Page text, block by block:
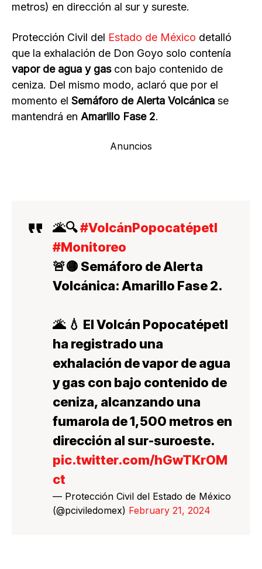
metros) en dirección al sur y sureste.
Protección Civil del Estado de México detalló
que la exhalación de Don Goyo solo contenía
vapor de agua y gascon bajo contenido de
ceniza. Del mismo modo, aclaró que por el
momento el Semáforo de Alerta Volcánica se
mantendrá en Amarillo Fase 2.
Anuncios
🌋🔍#VolcánPopocatépetl
#Monitoreo
🚨🟡 Semáforo de Alerta
Volcánica: Amarillo Fase 2.
🌋 💧 El Volcán Popocatépetl
ha registrado una
exhalación de vapor de agua
y gas con bajo contenido de
ceniza, alcanzando una
fumarola de 1,500 metros en
dirección al sur-suroeste.
pic.twitter.com/hGwTKrOM
ct
— Protección Civil del Estado de México
(@pciviledomex) February 21, 2024